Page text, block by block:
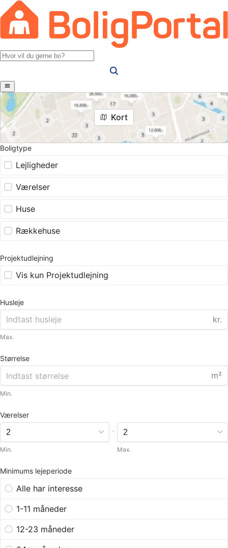
Kort
Boligtype
Lejligheder
Værelser
Huse
Rækkehuse
Projektudlejning
Vis kun Projektudlejning
Husleje
kr.
Max.
Størrelse
m²
Min.
Værelser
Min.
-
Max.
Minimums lejeperiode
Alle har interesse
1-11 måneder
12-23 måneder